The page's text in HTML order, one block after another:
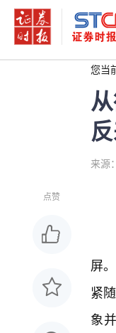
您当
来源
点赞
屏
紧
象